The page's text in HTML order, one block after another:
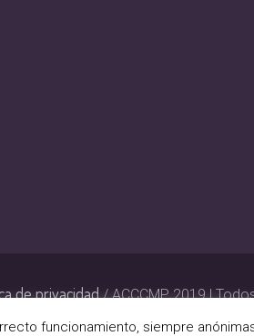
de privacidad/ ACCCMP 2019 |
funcionamiento, siempre